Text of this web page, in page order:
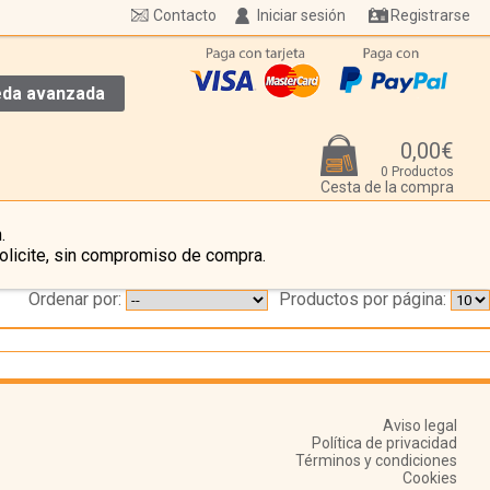
Iniciar sesión Registrarse
Contacto
avanzada
0,00€
0 Productos
Cesta de la compra
sin compromiso de compra.
Productos por página:
Ordenar por:
Aviso legal
Política de privacidad
Términos y condiciones
Cookies